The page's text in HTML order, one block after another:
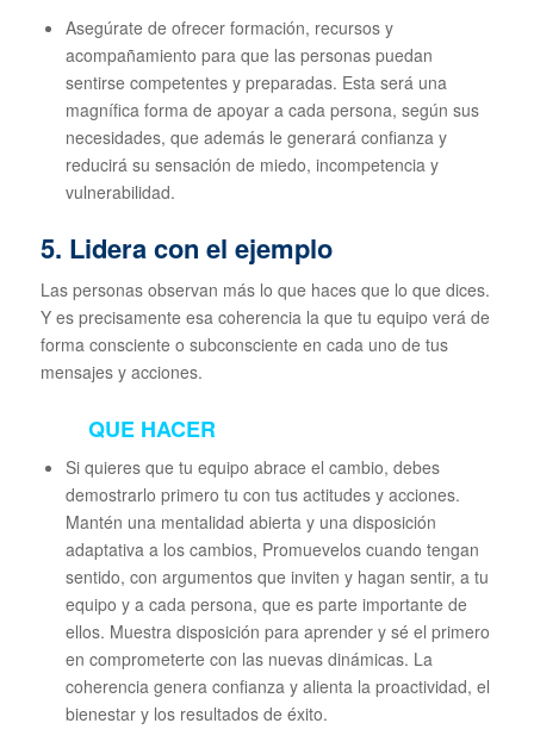
Asegúrate de ofrecer formación, recursos y
acompañamiento para que las personas puedan
sentirse competentes y preparadas. Esta será una
magnífica forma de apoyar a cada persona, según sus
necesidades, que además le generará confianza y
reducirá su sensación de miedo, incompetencia y
vulnerabilidad.
5. Lidera con el ejemplo
Las personas observan más lo que haces que lo que dices.
Y es precisamente esa coherencia la que tu equipo verá de
forma consciente o subconsciente en cada uno de tus
mensajes y acciones.
QUE HACER
Si quieres que tu equipo abrace el cambio, debes
demostrarlo primero tu con tus actitudes y acciones.
Mantén una mentalidad abierta y una disposición
adaptativa a los cambios, Promuevelos cuando tengan
sentido, con argumentos que inviten y hagan sentir, a tu
equipo y a cada persona, que es parte importante de
ellos. Muestra disposición para aprender y sé el primero
en comprometerte con las nuevas dinámicas. La
coherencia genera confianza y alienta la proactividad, el
bienestar y los resultados de éxito.